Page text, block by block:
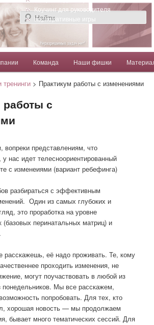
Татьяна
Татьяны
содержимомусодержимому
Команда Наши фишки
Коучинг для руководителя
Корпоративные игры
> Практикум работы с изменениями
работы с
вопреки представлениям, что
нас идет телесноориентированный
с изменеиями (вариант ребефинга)
разбираться с эффективным
Один из самых глубоких и
это проработка на уровне
(базовых перинатальных матриц) и
расскажешь, её надо проживать. Те, кому
проходить изменения, не
могут поучаствовать в любой из
понедельников. Мы все расскажем,
попробовать. Для тех, кто
хорошая новость — мы продолжаем
бывает много тематических сессий. Для